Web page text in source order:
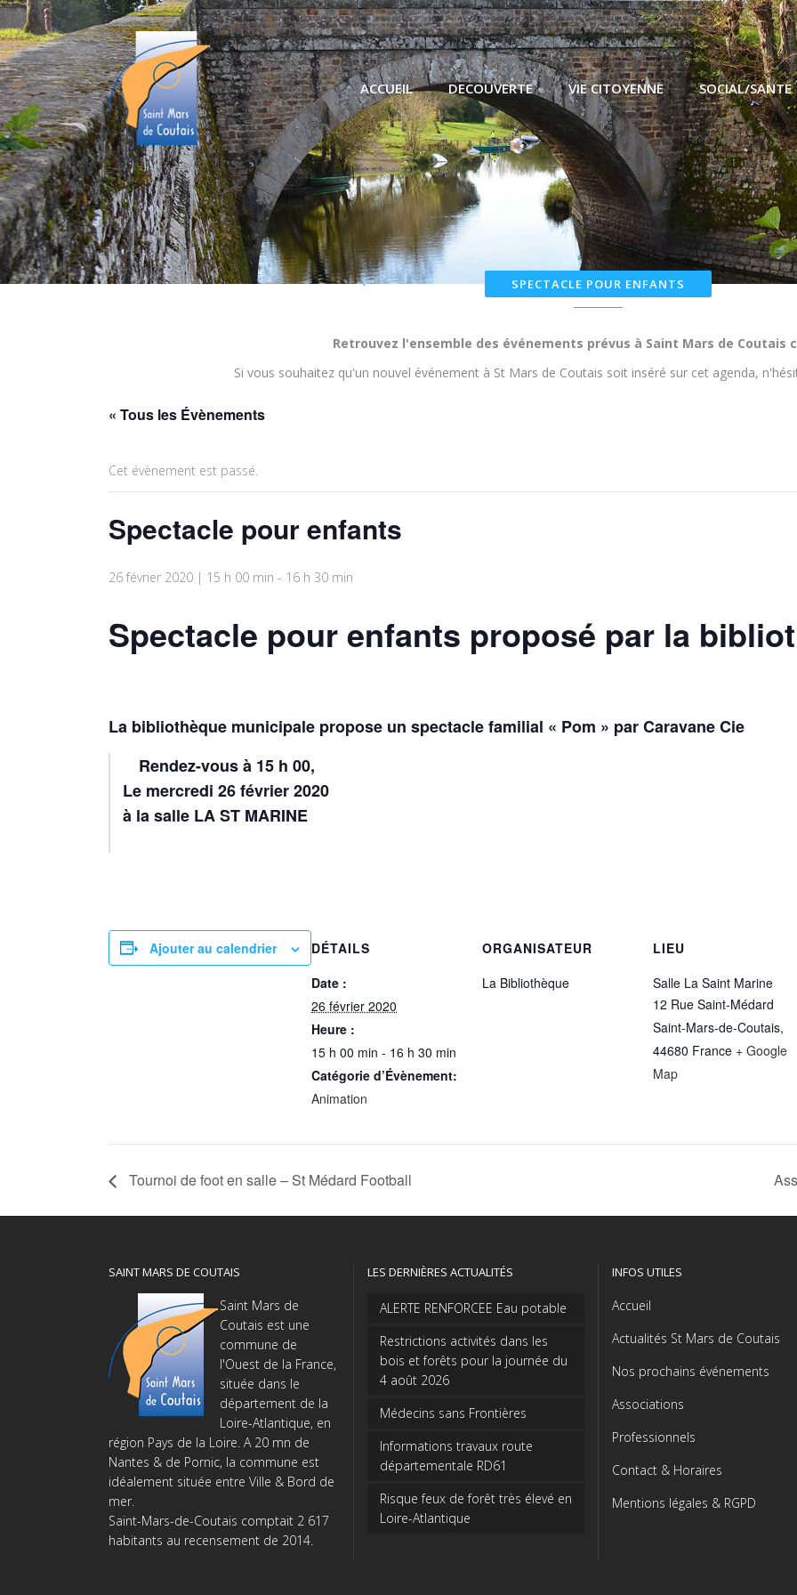
ACCUEIL DECOUVERTE VIE CITOYENNE SOCIAL/SANTE
SPECTACLE POUR ENFANTS
Nos prochains événements à Saint Mars
Retrouvez l'ensemble des événements prévus à Saint Mars de Coutais
Si vous souhaitez qu'un nouvel événement à St Mars de Coutais soit inséré sur cet agenda,
« Tous les Évènements
Cet évènement est passé.
Spectacle pour enfants
26 février 2020 | 15 h 00 min - 16 h 30 min
Spectacle pour enfants proposé par la
La bibliothèque municipale propose un spectacle familial « Pom » par Caravane Cie
Rendez-vous à 15 h 00,
Le mercredi 26 février 2020
à la salle LA ST MARINE
Ajouter au calendrier
DÉTAILS
Date :
26 février 2020
Heure :
15 h 00 min - 16 h 30 min
Catégorie d’Évènement:
Animation
ORGANISATEUR
La Bibliothèque
LIEU
Salle La Saint Marine
12 Rue Saint-Médard
Saint-Mars-de-Coutais,
44680 France + Google
Map
Tournoi de foot en salle – St Médard Football
SAINT MARS DE COUTAIS
Saint Mars de
Coutais est une
commune de
l'Ouest de la France,
située dans le
département de la
Loire-Atlantique, en
région Pays de la Loire. A 20 mn de
Nantes & de Pornic, la commune est
idéalement située entre Ville & Bord de
mer.
Saint-Mars-de-Coutais comptait 2 617
habitants au recensement de 2014.
LES DERNIÈRES ACTUALITÉS
ALERTE RENFORCEE Eau potable
Restrictions activités dans les
bois et forêts pour la journée du
4 août 2026
Médecins sans Frontières
Informations travaux route
départementale RD61
Risque feux de forêt très élevé en
Loire-Atlantique
INFOS UTILES
Accueil
Actualités St Mars de Coutais
Nos prochains événements
Associations
Professionnels
Contact & Horaires
Mentions légales & RGPD